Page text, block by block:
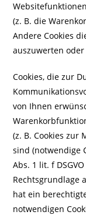
(z. B. die
Andere Cookies
auszuwerten
Cookies, die zur
von Ihnen
(z. B. Cookies zur
sind (notwendige
Abs. 1 lit. f
Rechtsgrundlage
hat ein
notwendigen